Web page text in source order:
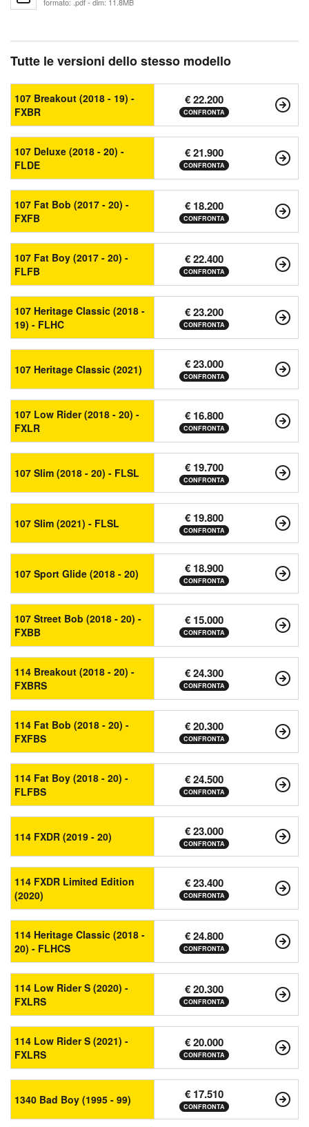
Tutte le versioni dello stesso modello
107 Breakout (2018 - 19) -
FXBR
€ 22.200
CONFRONTA
107 Deluxe (2018 - 20) -
FLDE
€ 21.900
CONFRONTA
107 Fat Bob (2017 - 20) -
FXFB
€ 18.200
CONFRONTA
107 Fat Boy (2017 - 20) -
FLFB
€ 22.400
CONFRONTA
107 Heritage Classic (2018 -
19) - FLHC
€ 23.200
CONFRONTA
107 Heritage Classic (2021) € 23.000
CONFRONTA
107 Low Rider (2018 - 20) -
FXLR
€ 16.800
CONFRONTA
107 Slim (2018 - 20) - FLSL € 19.700
CONFRONTA
107 Slim (2021) - FLSL € 19.800
CONFRONTA
107 Sport Glide (2018 - 20) € 18.900
CONFRONTA
107 Street Bob (2018 - 20) -
FXBB
€ 15.000
CONFRONTA
114 Breakout (2018 - 20) -
FXBRS
€ 24.300
CONFRONTA
114 Fat Bob (2018 - 20) -
FXFBS
€ 20.300
CONFRONTA
114 Fat Boy (2018 - 20) -
FLFBS
€ 24.500
CONFRONTA
114 FXDR (2019 - 20) € 23.000
CONFRONTA
114 FXDR Limited Edition
(2020)
€ 23.400
CONFRONTA
114 Heritage Classic (2018 -
20) - FLHCS
€ 24.800
CONFRONTA
114 Low Rider S (2020) -
FXLRS
€ 20.300
CONFRONTA
114 Low Rider S (2021) -
FXLRS
€ 20.000
CONFRONTA
1340 Bad Boy (1995 - 99) € 17.510
CONFRONTA